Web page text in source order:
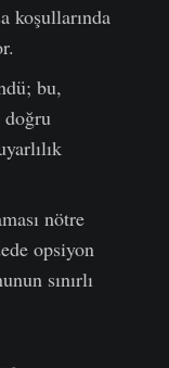
koşullarında
bu,
nötre
opsiyon
sınırlı